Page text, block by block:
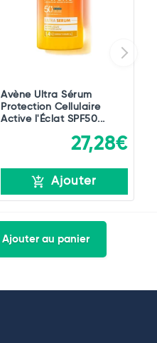
Avène Ultra Sérum
Protection Cellulaire
Active l'Éclat SPF50...
27,28€
Ajouter
Ajouter au panier